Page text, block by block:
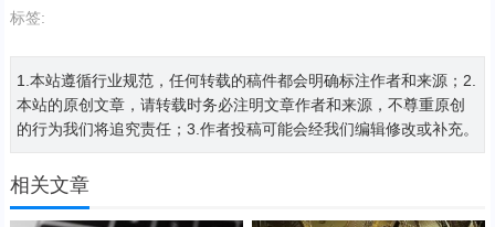
标签:
1.本站遵循行业规范，任何转载的稿件都会明确标注作者和来源；2.
本站的原创文章，请转载时务必注明文章作者和来源，不尊重原创
的行为我们将追究责任；3.作者投稿可能会经我们编辑修改或补充。
相关文章